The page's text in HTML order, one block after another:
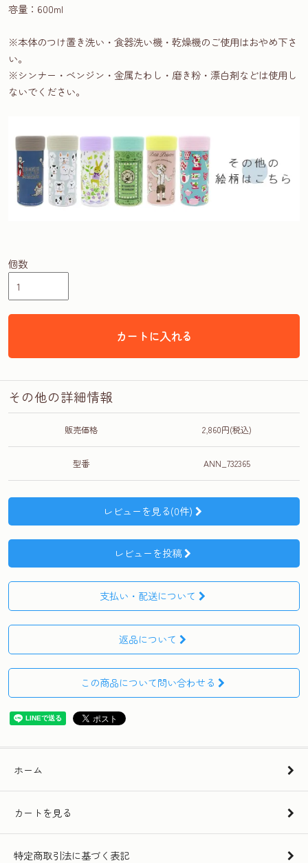
容量：600ml
※本体のつけ置き洗い・食器洗い機・乾燥機のご使用はおやめ下さ
い。
※シンナー・ベンジン・金属たわし・磨き粉・漂白剤などは使用し
ないでください。
個数
カートに入れる
その他の詳細情報
販売価格 2,860円(税込)
型番 ANN_732365
レビューを見る(0件)
レビューを投稿
支払い・配送について
返品について
この商品について問い合わせる
ホーム
カートを見る
特定商取引法に基づく表記